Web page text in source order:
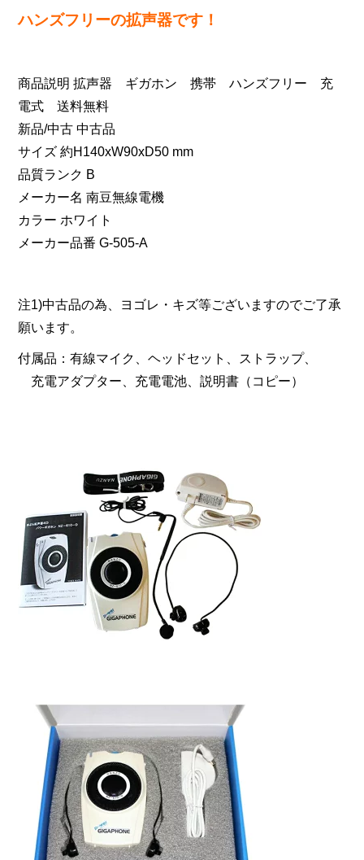
ハンズフリーの拡声器です！
商品説明 拡声器 ギガホン 携帯 ハンズフリー 充
電式 送料無料
新品/中古 中古品
サイズ 約H140xW90xD50 mm
品質ランク B
メーカー名 南豆無線電機
カラー ホワイト
メーカー品番 G-505-A
注1)中古品の為、ヨゴレ・キズ等ございますのでご了承
願います。
付属品：有線マイク、ヘッドセット、ストラップ、
充電アダプター、充電電池、説明書（コピー）